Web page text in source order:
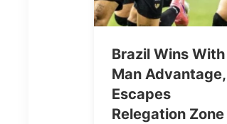
Brazil Wins With
Man Advantage,
Escapes
Relegation Zone